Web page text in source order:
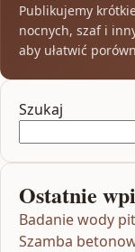
Publikujemy
nocnych, szaf i
aby ułatwić
Szukaj
Ostatnie
Badanie wody
Szamba